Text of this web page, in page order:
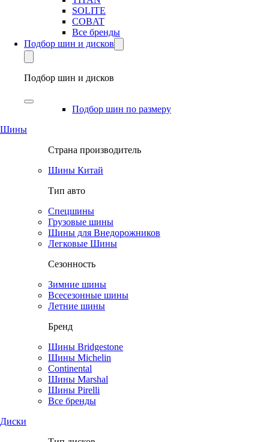
SOLITE
COBAT
Все бренды
Подбор шин и дисков
Подбор шин и дисков
Подбор шин по размеру
Шины
Страна производитель
Шины Китай
Тип авто
Спецшины
Грузовые шины
Шины для Внедорожников
Легковые Шины
Сезонность
Зимние шины
Всесезонные шины
Летние шины
Бренд
Шины Bridgestone
Шины Michelin
Continental
Шины Marshal
Шины Pirelli
Все бренды
Диски